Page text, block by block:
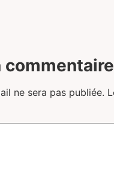
commentaire
ne sera pas publiée.